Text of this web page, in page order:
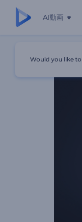
AI動画
Would you like